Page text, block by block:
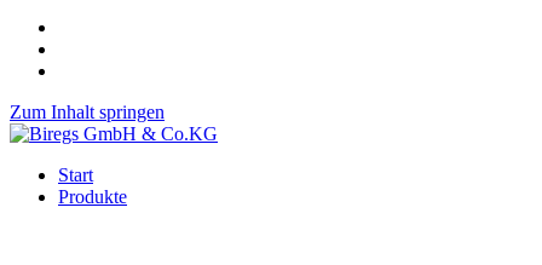
Zum Inhalt springen
Start
Produkte